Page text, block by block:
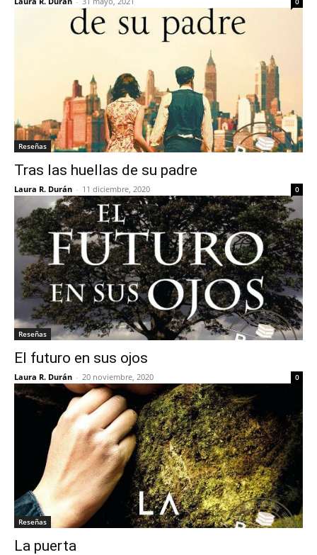
Reseñas
Tras las huellas de su padre
Laura R. Durán - 11 diciembre, 2020 0
Reseñas
El futuro en sus ojos
Laura R. Durán - 20 noviembre, 2020 0
Reseñas
La puerta